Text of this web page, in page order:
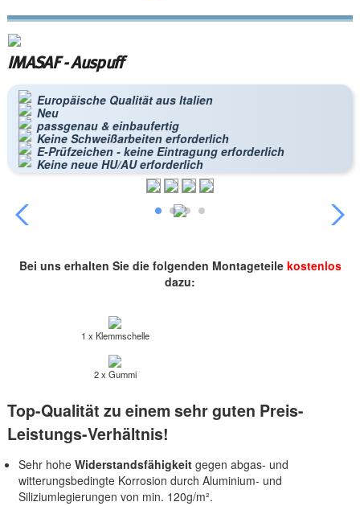
IMASAF - Auspuff
Europäische Qualität aus Italien
Neu
passgenau & einbaufertig
Keine Schweißarbeiten erforderlich
E-Prüfzeichen - keine Eintragung erforderlich
Keine neue HU/AU erforderlich
Bei uns erhalten Sie die folgenden Montageteile kostenlos
dazu:
1 x Klemmschelle
2 x Gummi
Top-Qualität zu einem sehr guten Preis-
Leistungs-Verhältnis!
Sehr hohe Widerstandsfähigkeit gegen abgas- und
witterungsbedingte Korrosion durch Aluminium- und
Siliziumlegierungen von min. 120g/m².